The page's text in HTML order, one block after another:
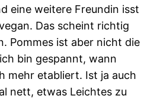
eine weitere Freundin isst
Das scheint richtig
Pommes ist aber nicht die
bin gespannt, wann
mehr etabliert. Ist ja auch
nett, etwas Leichtes zu